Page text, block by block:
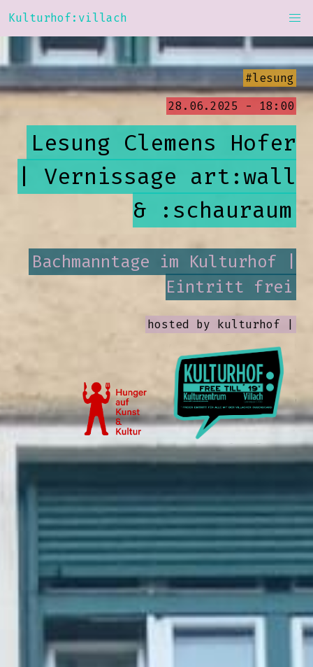
Kulturhof:villach
#lesung
28.06.2025 - 18:00
Lesung Clemens Hofer
| Vernissage art:wall
& :schauraum
Bachmanntage im Kulturhof |
Eintritt frei
hosted by kulturhof |